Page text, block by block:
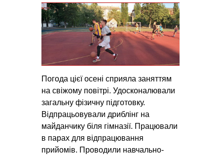
Погода цієї осені сприяла заняттям
на свіжому повітрі. Удосконалювали
загальну фізичну підготовку.
Відпрацьовували дриблінг на
майданчику біля гімназії. Працювали
в парах для відпрацювання
прийомів. Проводили навчально-